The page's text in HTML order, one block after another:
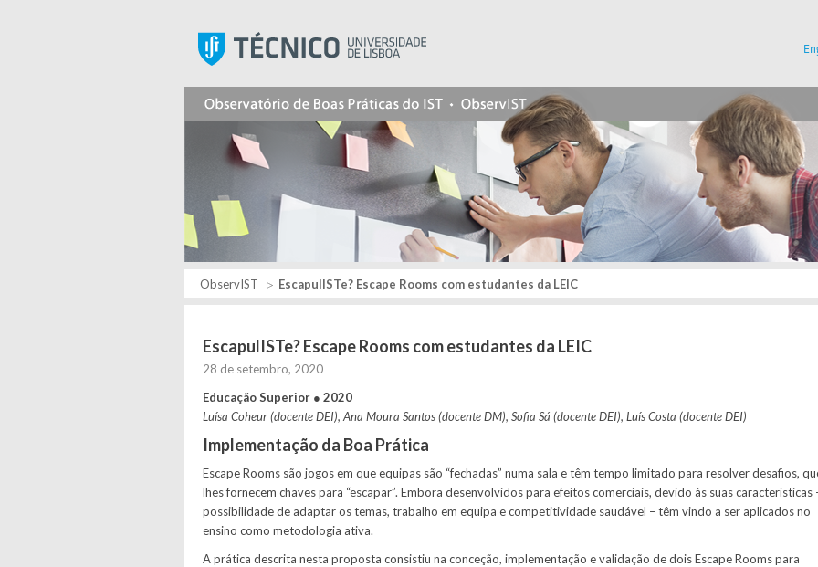
ObservIST EscapulISTe? Escape Rooms com estudantes da LEIC
EscapulISTe? Escape Rooms com estudantes da LEIC
28 de setembro, 2020
Educação Superior ● 2020
Luísa Coheur (docente DEI), Ana Moura Santos (docente DM), Sofia Sá (docente DEI), Luís Costa (docente DEI)
Implementação da Boa Prática
Escape Rooms são jogos em que equipas são “fechadas” numa sala e têm tempo limitado para resolver desafios,
lhes fornecem chaves para “escapar”. Embora desenvolvidos para efeitos comerciais, devido às suas características
possibilidade de adaptar os temas, trabalho em equipa e competitividade saudável – têm vindo a ser aplicados no
ensino como metodologia ativa.
A prática descrita nesta proposta consistiu na conceção, implementação e validação de dois Escape Rooms para